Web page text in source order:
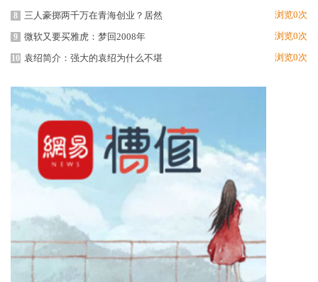
8 三人豪掷两千万在青海创业？居然 浏览0次
9 微软又要买雅虎：梦回2008年 浏览0次
10 袁绍简介：强大的袁绍为什么不堪 浏览0次